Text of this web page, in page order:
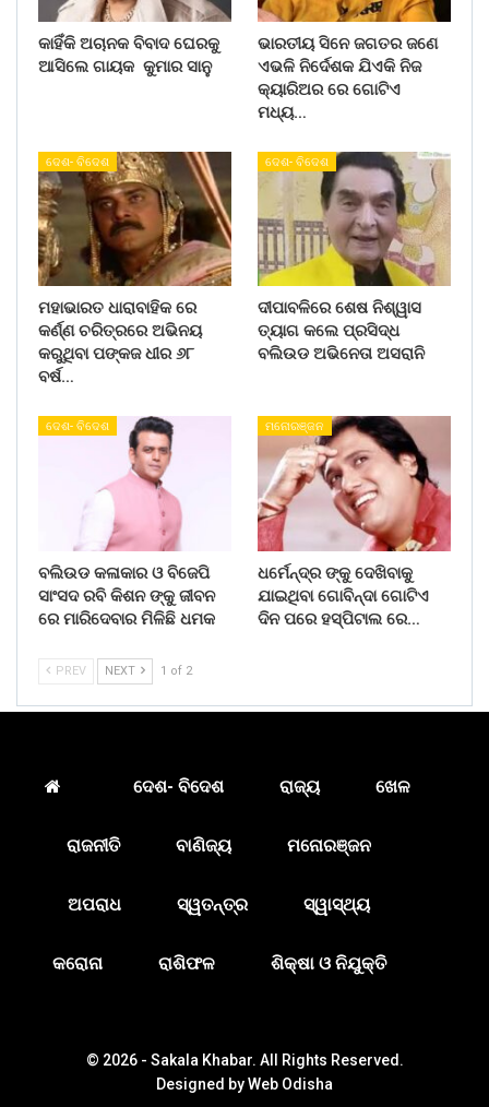
କାହିଁକି ଅଚାନକ ବିବାଦ ଘେରକୁ
ଆସିଲେ ଗାୟକ କୁମାର ସାନୁ
ଭାରତୀୟ ସିନେ ଜଗତର ଜଣେ
ଏଭଳି ନିର୍ଦେଶକ ଯିଏକି ନିଜ
କ୍ୟାରିଅର ରେ ଗୋଟିଏ
ମଧ୍ୟ…
ଦେଶ- ବିଦେଶ
ମହାଭାରତ ଧାରାବାହିକ ରେ
କର୍ଣ୍ଣ ଚରିତ୍ରରେ ଅଭିନୟ
କରୁଥିବା ପଙ୍କଜ ଧୀର ୬୮
ବର୍ଷ…
ଦେଶ- ବିଦେଶ
ଦୀପାବଳିରେ ଶେଷ ନିଶ୍ୱାସ
ତ୍ୟାଗ କଲେ ପ୍ରସିଦ୍ଧ
ବଲିଉଡ ଅଭିନେତା ଅସରାନି
ଦେଶ- ବିଦେଶ
ବଲିଉଡ କଳାକାର ଓ ବିଜେପି
ସାଂସଦ ରବି କିଶନ ଙ୍କୁ ଜୀବନ
ରେ ମାରିଦେବାର ମିଳିଛି ଧମକ
ମନୋରଞ୍ଜନ
ଧର୍ମେନ୍ଦ୍ର ଙ୍କୁ ଦେଖିବାକୁ
ଯାଇଥିବା ଗୋବିନ୍ଦା ଗୋଟିଏ
ଦିନ ପରେ ହସ୍ପିଟାଲ ରେ…
PREV NEXT 1 of 2
ଦେଶ- ବିଦେଶ ରାଜ୍ୟ ଖେଳ
ରାଜନୀତି ବାଣିଜ୍ୟ ମନୋରଞ୍ଜନ
ଅପରାଧ ସ୍ୱତନ୍ତ୍ର ସ୍ୱାସ୍ଥ୍ୟ
କରୋନା ରାଶିଫଳ ଶିକ୍ଷା ଓ ନିଯୁକ୍ତି
© 2026 - Sakala Khabar. All Rights Reserved.
Designed byWeb Odisha